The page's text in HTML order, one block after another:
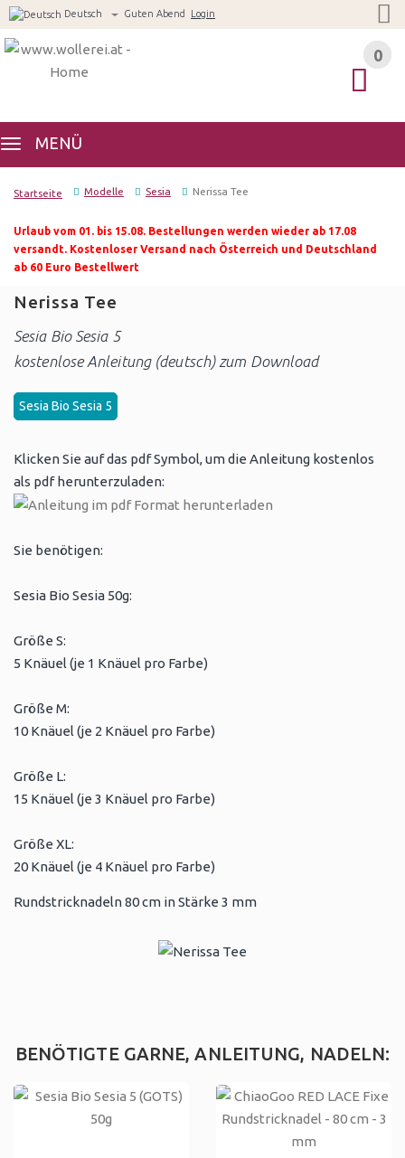
Deutsch Guten Abend Login
0
MENÜ
0
Startseite Modelle Sesia Nerissa Tee
Urlaub vom 01. bis 15.08. Bestellungen werden wieder ab 17.08
versandt. Kostenloser Versand nach Österreich und Deutschland
ab 60 Euro Bestellwert
Nerissa Tee
Sesia Bio Sesia 5
kostenlose Anleitung (deutsch) zum Download
Sesia Bio Sesia 5
Klicken Sie auf das pdf Symbol, um die Anleitung kostenlos
als pdf herunterzuladen:
Sie benötigen:
Sesia Bio Sesia 50g:
Größe S:
5 Knäuel (je 1 Knäuel pro Farbe)
Größe M:
10 Knäuel (je 2 Knäuel pro Farbe)
Größe L:
15 Knäuel (je 3 Knäuel pro Farbe)
Größe XL:
20 Knäuel (je 4 Knäuel pro Farbe)
Rundstricknadeln 80 cm in Stärke 3 mm
BENÖTIGTE GARNE, ANLEITUNG, NADELN: